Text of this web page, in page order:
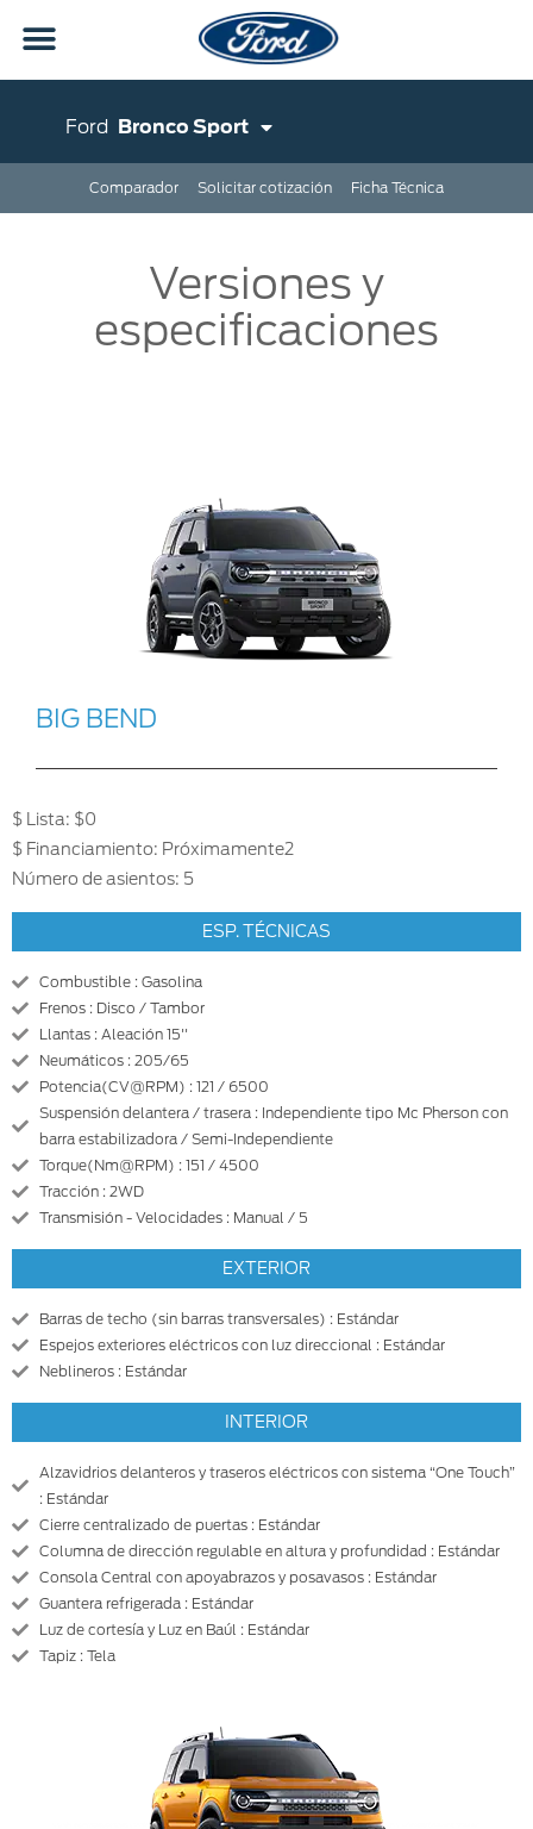
Ford Bronco Sport
Comparador Solicitar cotización Ficha Técnica
Versiones y
especificaciones
BIG BEND
$ Lista: $0
$ Financiamiento: Próximamente2
Número de asientos: 5
ESP. TÉCNICAS
Combustible : Gasolina
Frenos : Disco / Tambor
Llantas : Aleación 15''
Neumáticos : 205/65
Potencia(CV@RPM) : 121 / 6500
Suspensión delantera / trasera : Independiente tipo Mc Pherson con
barra estabilizadora / Semi-Independiente
Torque(Nm@RPM) : 151 / 4500
Tracción : 2WD
Transmisión - Velocidades : Manual / 5
EXTERIOR
Barras de techo (sin barras transversales) : Estándar
Espejos exteriores eléctricos con luz direccional : Estándar
Neblineros : Estándar
INTERIOR
Alzavidrios delanteros y traseros eléctricos con sistema “One Touch”
: Estándar
Cierre centralizado de puertas : Estándar
Columna de dirección regulable en altura y profundidad : Estándar
Consola Central con apoyabrazos y posavasos : Estándar
Guantera refrigerada : Estándar
Luz de cortesía y Luz en Baúl : Estándar
Tapiz : Tela